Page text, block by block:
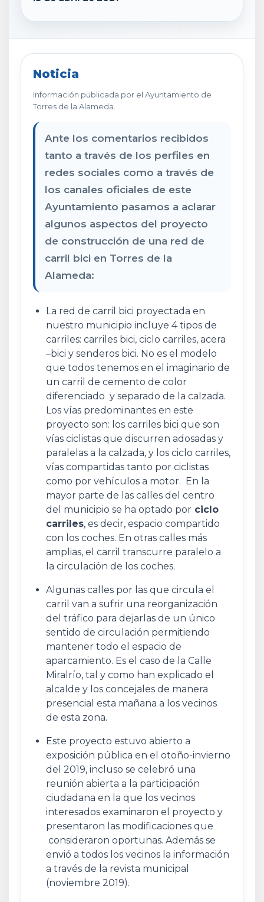
Noticia
Información publicada por el Ayuntamiento de
Torres de la Alameda.
Ante los comentarios recibidos
tanto a través de los perfiles en
redes sociales como a través de
los canales oficiales de este
Ayuntamiento pasamos a aclarar
algunos aspectos del proyecto
de construcción de una red de
carril bici en Torres de la
Alameda:
La red de carril bici proyectada en
nuestro municipio incluye 4 tipos de
carriles: carriles bici, ciclo carriles, acera
–bici y senderos bici. No es el modelo
que todos tenemos en el imaginario de
un carril de cemento de color
diferenciado y separado de la calzada.
Los vías predominantes en este
proyecto son: los carriles bici que son
vías ciclistas que discurren adosadas y
paralelas a la calzada, y los ciclo carriles,
vías compartidas tanto por ciclistas
como por vehículos a motor. En la
mayor parte de las calles del centro
del municipio se ha optado por ciclo
carriles, es decir, espacio compartido
con los coches. En otras calles más
amplias, el carril transcurre paralelo a
la circulación de los coches.
Algunas calles por las que circula el
carril van a sufrir una reorganización
del tráfico para dejarlas de un único
sentido de circulación permitiendo
mantener todo el espacio de
aparcamiento. Es el caso de la Calle
Miralrío, tal y como han explicado el
alcalde y los concejales de manera
presencial esta mañana a los vecinos
de esta zona.
Este proyecto estuvo abierto a
exposición pública en el otoño-invierno
del 2019, incluso se celebró una
reunión abierta a la participación
ciudadana en la que los vecinos
interesados examinaron el proyecto y
presentaron las modificaciones que
consideraron oportunas. Además se
envió a todos los vecinos la información
a través de la revista municipal
(noviembre 2019).